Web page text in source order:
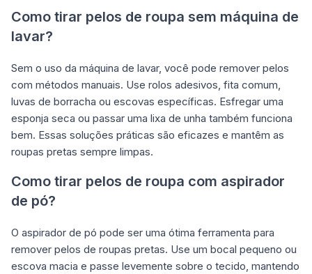
Como tirar pelos de roupa sem máquina de
lavar?
Sem o uso da máquina de lavar, você pode remover pelos
com métodos manuais. Use rolos adesivos, fita comum,
luvas de borracha ou escovas específicas. Esfregar uma
esponja seca ou passar uma lixa de unha também funciona
bem. Essas soluções práticas são eficazes e mantêm as
roupas pretas sempre limpas.
Como tirar pelos de roupa com aspirador
de pó?
O aspirador de pó pode ser uma ótima ferramenta para
remover pelos de roupas pretas. Use um bocal pequeno ou
escova macia e passe levemente sobre o tecido, mantendo